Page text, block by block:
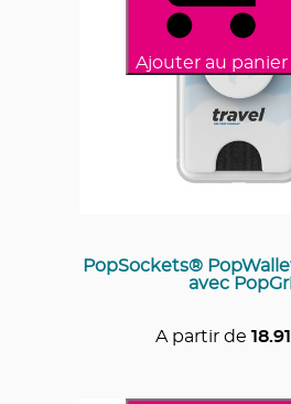
Ajouter au panier
PopSockets®
avec
A partir de 18.91